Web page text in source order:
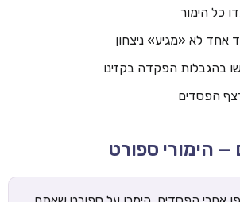
כל הימור
אחד לא «מגיע» ניצחון
בהגבלות הפקדה בקזינו
הפסדים
— הימורי ספורט